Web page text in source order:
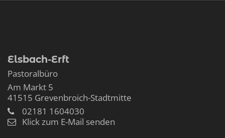
Elsbach-Erft
Pastoralbüro
Am Markt 5
41515 Grevenbroich-Stadtmitte
02181 1604030
Klick zum E-Mail senden